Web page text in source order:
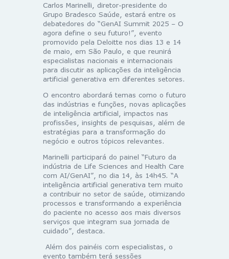
Carlos Marinelli, diretor-presidente do
Grupo Bradesco Saúde, estará entre os
debatedores do “GenAI Summit 2025 – O
agora define o seu futuro!”, evento
promovido pela Deloitte nos dias 13 e 14
de maio, em São Paulo, e que reunirá
especialistas nacionais e internacionais
para discutir as aplicações da inteligência
artificial generativa em diferentes setores.
O encontro abordará temas como o futuro
das indústrias e funções, novas aplicações
de inteligência artificial, impactos nas
profissões, insights de pesquisas, além de
estratégias para a transformação do
negócio e outros tópicos relevantes.
Marinelli participará do painel “Futuro da
indústria de Life Sciences and Health Care
com AI/GenAI”, no dia 14, às 14h45. “A
inteligência artificial generativa tem muito
a contribuir no setor de saúde, otimizando
processos e transformando a experiência
do paciente no acesso aos mais diversos
serviços que integram sua jornada de
cuidado”, destaca.
Além dos painéis com especialistas, o
evento também terá sessões